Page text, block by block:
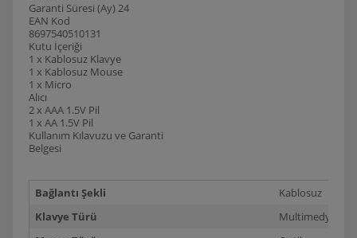
Garanti Süresi (Ay) 24
EAN Kod
8697540510131
Kutu İçeriği
1 x Kablosuz Klavye
1 x Kablosuz Mouse
1 x Micro
Alıcı
2 x AAA 1.5V Pil
1 x AA 1.5V Pil
Kullanım Kılavuzu ve Garanti
Belgesi
Bağlantı Şekli
Kablosuz
Klavye Türü
Multimedya